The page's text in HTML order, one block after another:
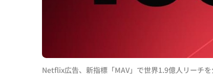
Netflix広告、新指標「MAV」で世界1.9億人リーチ